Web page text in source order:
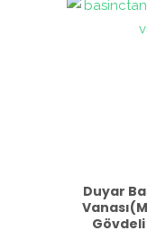
Duyar